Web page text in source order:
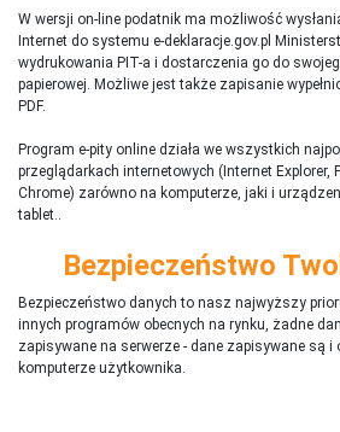
W wersji on-line podatnik ma możliwość
Internet do systemu e-deklaracje.gov.pl
wydrukowania PIT-a i dostarczenia go do
papierowej. Możliwe jest także zapisanie
PDF.
Program e-pity online działa we wszystkich
przeglądarkach internetowych (Internet Explorer,
Chrome) zarówno na komputerze, jaki i
tablet..
Bezpieczeństwo
Bezpieczeństwo danych to nasz najwyższy
innych programów obecnych na rynku, żadne
zapisywane na serwerze - dane zapisywane są i
komputerze użytkownika.